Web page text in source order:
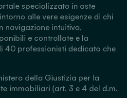
specializzato in aste
alle vere esigenze di chi
navigazione intuitiva,
e controllate e la
40 professionisti dedicato che
della Giustizia per la
immobiliari (art. 3 e 4 del d.m.